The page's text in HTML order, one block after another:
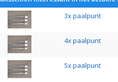
3x paalpunt
4x paalpunt
5x paalpunt